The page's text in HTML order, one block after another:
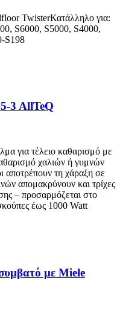
TwisterΚατάλληλο για:
S6000, S5000, S4000,
S198
3 AllTeQ
για τέλειο καθαρισμό με
χαλιών ή γυμνών
αποτρέπουν τη χάραξη σε
απομακρύνουν και τρίχες
– προσαρμόζεται στο
έως 1000 Watt
με Miele